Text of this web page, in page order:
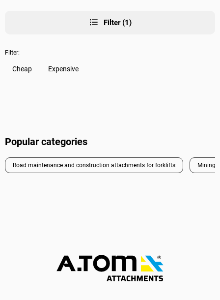
Filter (1)
Filter:
Cheap Expensive
Popular categories
Road maintenance and construction attachments for forklifts Mining